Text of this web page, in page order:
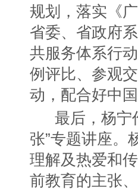
规划，落实《
省委、省政府
共服务体系行
例评比、参观
动，配合好中
最后，杨宁
张”专题讲座
理解及热爱和
前教育的主张